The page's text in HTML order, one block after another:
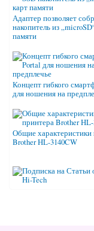
Адаптер позволяет
накопитель из
памяти
Концепт гибкого
для ношения на
Общие характеристики
Brother HL-3140CW